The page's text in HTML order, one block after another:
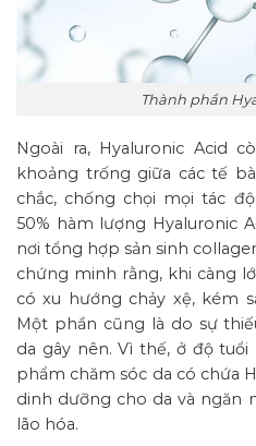
Thành phần
Ngoài ra, Hyaluronic Acid
khoảng trống giữa các tế
chắc, chống chọi mọi tác
50% hàm lượng Hyaluronic
nơi tổng hợp sản sinh
chứng minh rằng, khi càng
có xu hướng chảy xệ, kém
Một phần cũng là do sự
da gây nên. Vì thế, ở độ
phẩm chăm sóc da có chứa
dinh dưỡng cho da và ngăn
lão hóa.